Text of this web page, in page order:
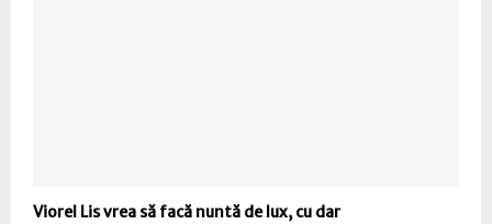
Viorel Lis vrea să facă nuntă de lux, cu dar